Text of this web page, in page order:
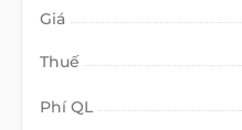
Giá
Thuế
Phí QL